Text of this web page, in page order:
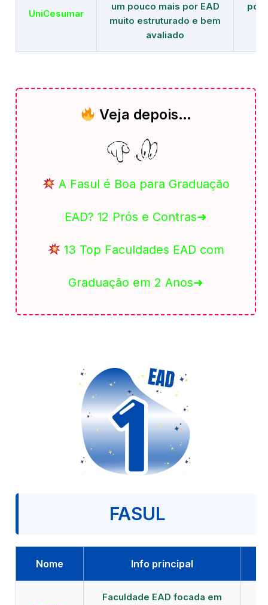
UniCesumar
um pouco mais por EAD
muito estruturado e bem
avaliado
Veja depois…
A Fasul é Boa para Graduação
EAD? 12 Prós e Contras➜
13 Top Faculdades EAD com
Graduação em 2 Anos➜
FASUL
Nome Info principal
Faculdade EAD focada em